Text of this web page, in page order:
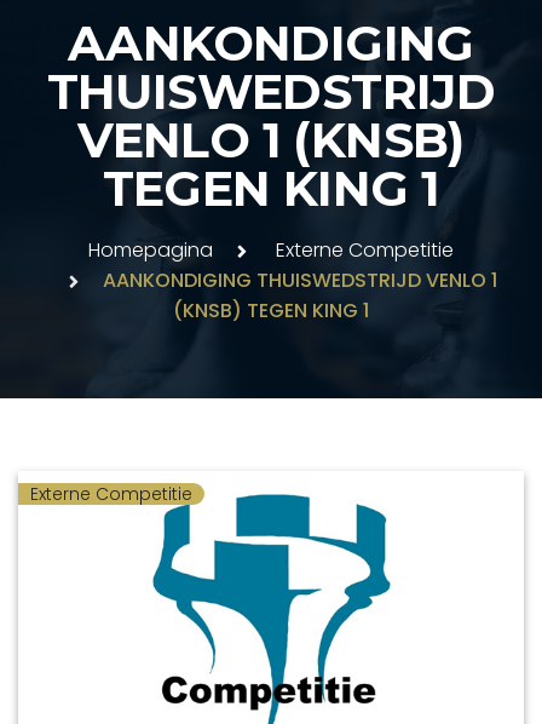
AANKONDIGING
THUISWEDSTRIJD
VENLO 1 (KNSB)
TEGEN KING 1
Homepagina
Externe Competitie
AANKONDIGING THUISWEDSTRIJD VENLO 1
(KNSB) TEGEN KING 1
Externe Competitie